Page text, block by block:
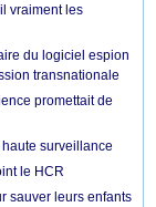
vraiment les
du logiciel espion
transnationale
promettait de
surveillance
le HCR
sauver leurs enfants